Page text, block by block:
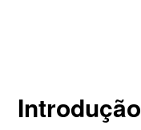
Introdução